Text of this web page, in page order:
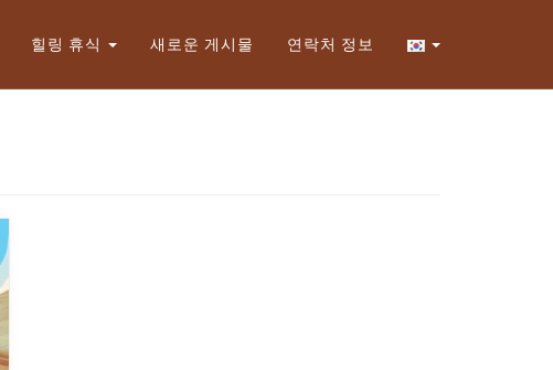
힐링 휴식 새로운 게시물 연락처 정보 Xem thể lệ!